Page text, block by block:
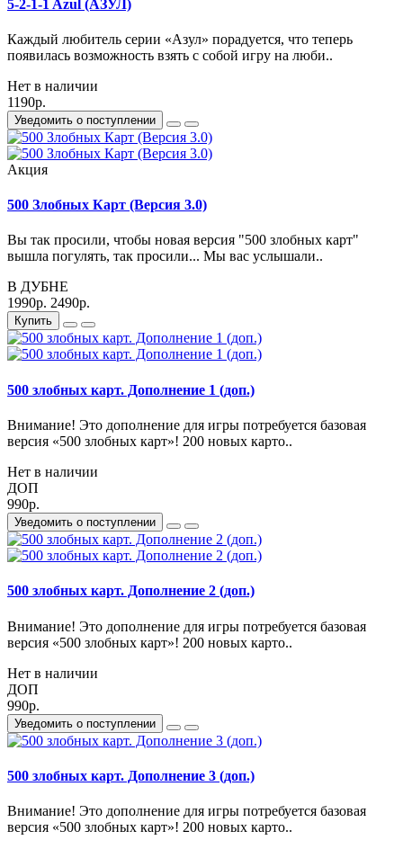
5-2-1-1 Azul (АЗУЛ)
Каждый любитель серии «Азул» порадуется, что теперь
появилась возможность взять с собой игру на люби..
Нет в наличии
1190р.
Уведомить о поступлении
Акция
500 Злобных Карт (Версия 3.0)
Вы так просили, чтобы новая версия "500 злобных карт"
вышла погулять, так просили... Мы вас услышали..
В ДУБНЕ
1990р. 2490р.
Купить
500 злобных карт. Дополнение 1 (доп.)
Внимание! Это дополнение для игры потребуется базовая
версия «500 злобных карт»! 200 новых карто..
Нет в наличии
ДОП
990р.
Уведомить о поступлении
500 злобных карт. Дополнение 2 (доп.)
Внимание! Это дополнение для игры потребуется базовая
версия «500 злобных карт»! 200 новых карто..
Нет в наличии
ДОП
990р.
Уведомить о поступлении
500 злобных карт. Дополнение 3 (доп.)
Внимание! Это дополнение для игры потребуется базовая
версия «500 злобных карт»! 200 новых карто..